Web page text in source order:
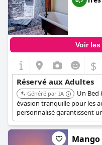
Voir
$
Réservé aux Adultes
Généré par IA
Un Bed
évasion tranquille pour les
personnalisé garantissent
ressourçante. Son
attractions locales tout en
Mango